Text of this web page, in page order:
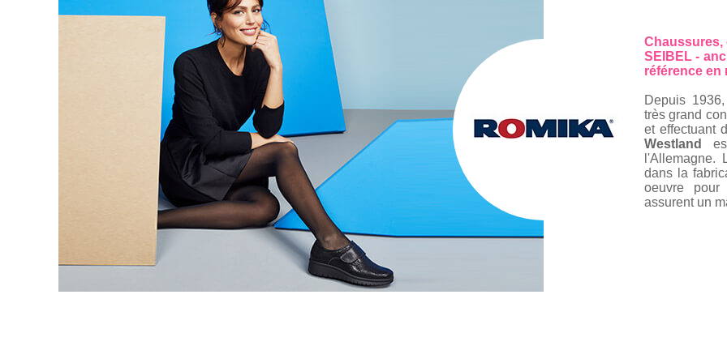
Chaussures,
SEIBEL - a
référence en
Depuis
très grand
et effectuant
Westland
l'Allemagne.
dans la
oeuvre
assurent un